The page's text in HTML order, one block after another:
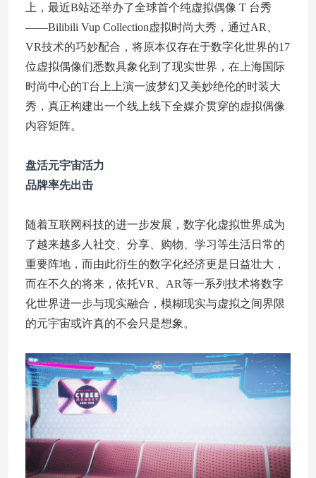
上，最近B站还举办了全球首个纯虚拟偶像 T 台秀
——Bilibili Vup Collection虚拟时尚大秀，通过AR、
VR技术的巧妙配合，将原本仅存在于数字化世界的17
位虚拟偶像们悉数具象化到了现实世界，在上海国际
时尚中心的T台上上演一波梦幻又美妙绝伦的时装大
秀，真正构建出一个线上线下全媒介贯穿的虚拟偶像
内容矩阵。
盘活元宇宙活力
品牌率先出击
随着互联网科技的进一步发展，数字化虚拟世界成为
了越来越多人社交、分享、购物、学习等生活日常的
重要阵地，而由此衍生的数字化经济更是日益壮大，
而在不久的将来，依托VR、AR等一系列技术将数字
化世界进一步与现实融合，模糊现实与虚拟之间界限
的元宇宙或许真的不会只是想象。